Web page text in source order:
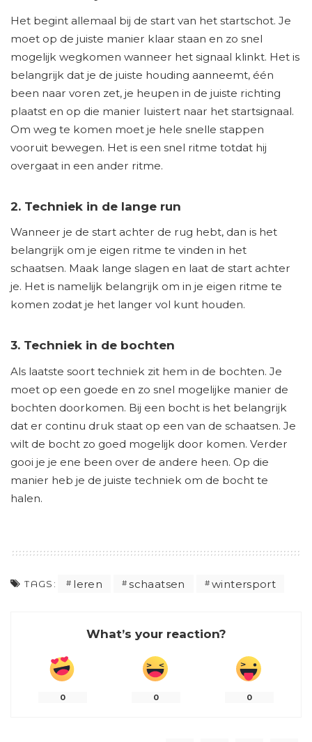
Het begint allemaal bij de start van het startschot. Je
moet op de juiste manier klaar staan en zo snel
mogelijk wegkomen wanneer het signaal klinkt. Het is
belangrijk dat je de juiste houding aanneemt, één
been naar voren zet, je heupen in de juiste richting
plaatst en op die manier luistert naar het startsignaal.
Om weg te komen moet je hele snelle stappen
vooruit bewegen. Het is een snel ritme totdat hij
overgaat in een ander ritme.
2. Techniek in de lange run
Wanneer je de start achter de rug hebt, dan is het
belangrijk om je eigen ritme te vinden in het
schaatsen. Maak lange slagen en laat de start achter
je. Het is namelijk belangrijk om in je eigen ritme te
komen zodat je het langer vol kunt houden.
3. Techniek in de bochten
Als laatste soort techniek zit hem in de bochten. Je
moet op een goede en zo snel mogelijke manier de
bochten doorkomen. Bij een bocht is het belangrijk
dat er continu druk staat op een van de schaatsen. Je
wilt de bocht zo goed mogelijk door komen. Verder
gooi je je ene been over de andere heen. Op die
manier heb je de juiste techniek om de bocht te
halen.
TAGS: leren schaatsen wintersport
What’s your reaction?
0 0 0